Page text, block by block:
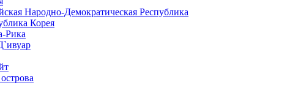
Народно-Демократическая Республика
Корея
Рика